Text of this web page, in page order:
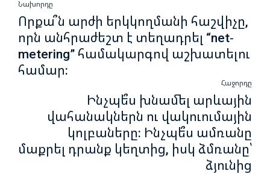
Նախորդը
Որքա՞ն արժի երկկողմանի հաշվիչը,
որն անհրաժեշտ է տեղադրել “net-
metering” համակարգով աշխատելու
համար:
Հաջորդը
Ինչպե՞ս խնամել արևային
վահանակներն ու վակուումային
կոլբաները: Ինչպե՞ս ամռանը
մաքրել դրանք կեղտից, իսկ ձմռանը՝
ձյունից